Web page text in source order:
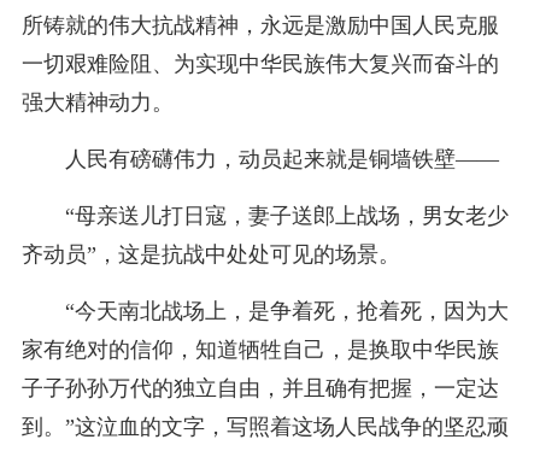
所铸就的伟大抗战精神，永远是激励中国人民克服
一切艰难险阻、为实现中华民族伟大复兴而奋斗的
强大精神动力。
人民有磅礴伟力，动员起来就是铜墙铁壁——
“母亲送儿打日寇，妻子送郎上战场，男女老少
齐动员”，这是抗战中处处可见的场景。
“今天南北战场上，是争着死，抢着死，因为大
家有绝对的信仰，知道牺牲自己，是换取中华民族
子子孙孙万代的独立自由，并且确有把握，一定达
到。”这泣血的文字，写照着这场人民战争的坚忍顽